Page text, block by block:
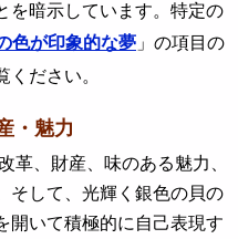
を暗示しています。特定の
色が印象的な夢 」の項目の
ください。
・魅力
、財産、味のある魅力、
そして、光輝く銀色の貝の
開いて積極的に自己表現す